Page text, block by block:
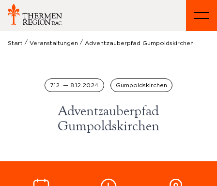
Start / Veranstaltungen / Adventzauberpfad Gumpoldskirchen
7.12. — 8.12.2024 Gumpoldskirchen
Adventzauberpfad
Gumpoldskirchen